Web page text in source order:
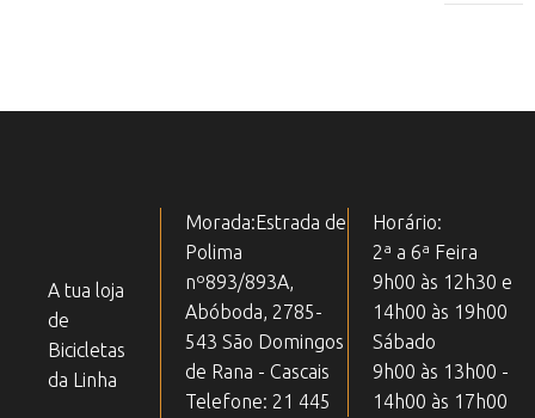
A tua loja
de
Bicicletas
da Linha
Horário:
2ª a 6ª Feira
9h00 às 12h30 e
14h00 às 19h00
Sábado
9h00 às 13h00 -
14h00 às 17h00
Morada:Estrada de
Polima
nº893/893A,
Abóboda, 2785-
543 São Domingos
de Rana - Cascais
Telefone: 21 445